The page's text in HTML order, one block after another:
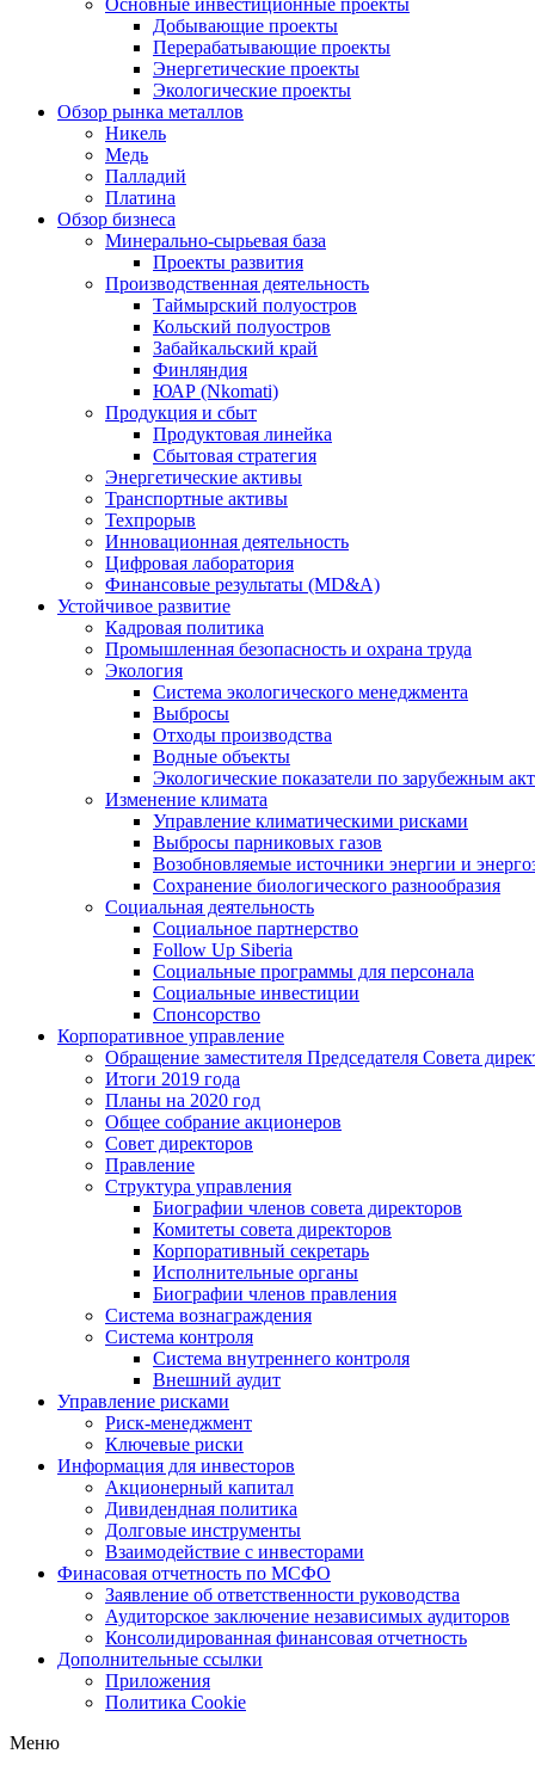
Основные инвестиционные проекты
Добывающие проекты
Перерабатывающие проекты
Энергетические проекты
Экологические проекты
Обзор рынка металлов
Никель
Медь
Палладий
Платина
Обзор бизнеса
Минерально-сырьевая база
Проекты развития
Производственная деятельность
Таймырский полуостров
Кольский полуостров
Забайкальский край
Финляндия
ЮАР (Nkomati)
Продукция и сбыт
Продуктовая линейка
Сбытовая стратегия
Энергетические активы
Транспортные активы
Техпрорыв
Инновационная деятельность
Цифровая лаборатория
Финансовые результаты (MD&A)
Устойчивое развитие
Кадровая политика
Промышленная безопасность и охрана труда
Экология
Система экологического менеджмента
Выбросы
Отходы производства
Водные объекты
Экологические показатели по зарубежным
Изменение климата
Управление климатическими рисками
Выбросы парниковых газов
Возобновляемые источники энергии и
Сохранение биологического разнообразия
Социальная деятельность
Социальное партнерство
Follow Up Siberia
Социальные программы для персонала
Социальные инвестиции
Спонсорство
Корпоративное управление
Обращение заместителя Председателя Совета
Итоги 2019 года
Планы на 2020 год
Общее собрание акционеров
Совет директоров
Правление
Структура управления
Биографии членов совета директоров
Комитеты совета директоров
Корпоративный секретарь
Исполнительные органы
Биографии членов правления
Система вознаграждения
Система контроля
Система внутреннего контроля
Внешний аудит
Управление рисками
Риск-менеджмент
Ключевые риски
Информация для инвесторов
Акционерный капитал
Дивидендная политика
Долговые инструменты
Взаимодействие с инвеcторами
Финасовая отчетность по МСФО
Заявление об ответственности руководства
Аудиторское заключение независимых аудиторов
Консолидированная финансовая отчетность
Дополнительные ссылки
Приложения
Политика Cookie
Меню